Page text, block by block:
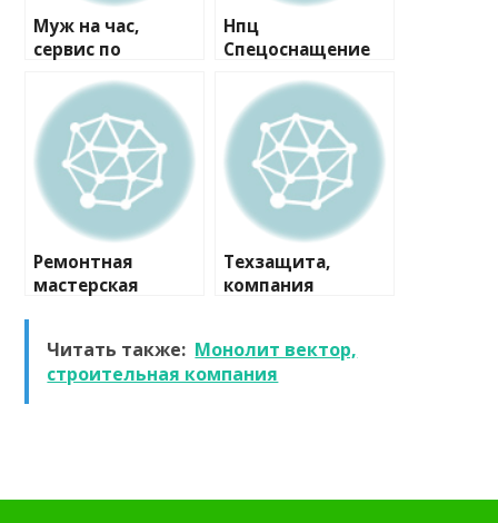
Муж на час,
сервис по
Нпц
Спецоснащение
Ремонтная
мастерская
Техзащита,
компания
Читать также: Монолит вектор,
строительная компания